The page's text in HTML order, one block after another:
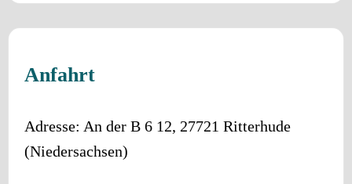
Anfahrt
Adresse: An der B 6 12, 27721 Ritterhude
(Niedersachsen)